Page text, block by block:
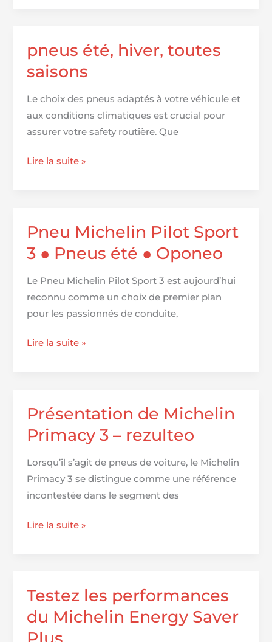
4
pneus été, hiver, toutes
saisons
Le choix des pneus adaptés à votre véhicule et
aux conditions climatiques est crucial pour
assurer votre safety routière. Que
pneus
saisons
Lire la suite »
Pneu Michelin Pilot Sport
3 ● Pneus été ● Oponeo
Le Pneu Michelin Pilot Sport 3 est aujourd’hui
reconnu comme un choix de premier plan
pour les passionnés de conduite,
Pneu
3
Pneus
été
●
Oponeo
Lire la suite »
Présentation de Michelin
Primacy 3 – rezulteo
Lorsqu’il s’agit de pneus de voiture, le Michelin
Primacy 3 se distingue comme une référence
incontestée dans le segment des
Présentation
3
rezulteo
Lire la suite »
Testez les performances
du Michelin Energy Saver